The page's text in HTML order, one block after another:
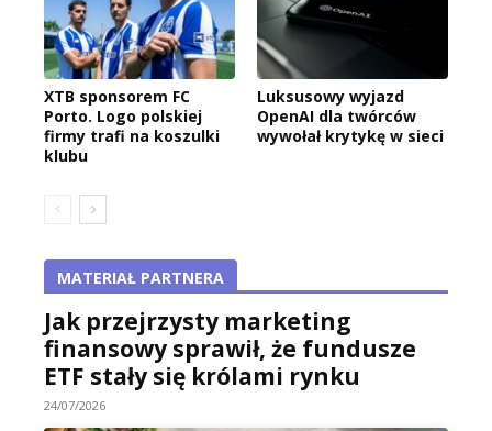
XTB sponsorem FC
Porto. Logo polskiej
firmy trafi na koszulki
klubu
Luksusowy wyjazd
OpenAI dla twórców
wywołał krytykę w sieci
MATERIAŁ PARTNERA
Jak przejrzysty marketing
finansowy sprawił, że fundusze
ETF stały się królami rynku
24/07/2026